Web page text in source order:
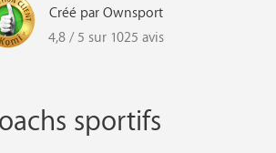
Créé par Ownsport
4,8 / 5 sur 1025 avis
sportifs